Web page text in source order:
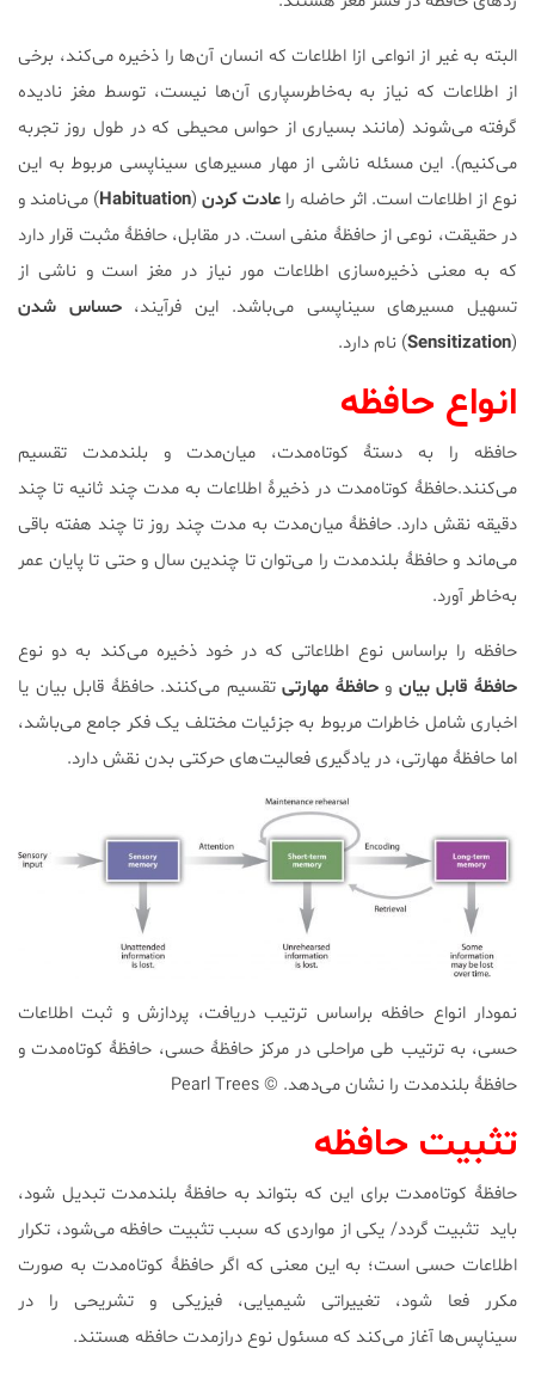
البته به غیر از انواعی ازا اطلاعات که انسان آن‌ها را ذخیره می‌کند، برخی
از اطلاعات که نیاز به به‌خاطر‌سپاری آن‌ها نیست، توسط مغز نادیده
گرفته می‌شوند (مانند بسیاری از حواس محیطی که در طول روز تجربه
می‌کنیم). این مسئله ناشی از مهار مسیرهای سیناپسی مربوط به این
نوع از اطلاعات است. اثر حاضله را عادتکردن (
Habituation) می‌نامند و
در حقیقت، نوعی از حافظۀ منفی است. در مقابل، حافظۀ مثبت قرار دارد
که به معنی ذخیره‌سازی اطلاعات مور نیاز در مغز است و ناشی از
تسهیل مسیرهای سیناپسی می‌باشد. این فرآیند،حساس شدن
(
Sensitization) نام دارد.
انواع حافظه
حافظه را به دستۀ کوتاه‌مدت، میان‌مدت و بلندمدت تقسیم
می‌کنند.حافظۀ کوتاه‌مدت در ذخیرۀ اطلاعات به مدت چند ثانیه تا چند
دقیقه نقش دارد. حافظۀ میان‌مدت به مدت چند روز تا چند هفته باقی
می‌ماند و حافظۀ بلندمدت را می‌توان تا چندین سال و حتی تا پایان عمر
به‌خاطر آورد.
حافظه را براساس نوع اطلاعاتی که در خود ذخیره می‌کند به دو نوع
حافظۀ قابل بیان وحافظۀ مهارتیتقسیم می‌کنند. حافظۀ قابل بیان یا
اخباری شامل خاطرات مربوط به جزئیات مختلف یک فکر جامع می‌باشد،
اما حافظۀ مهارتی، در یادگیری فعالیت‌های حرکتی بدن نقش دارد.
نمودار انواع حافظه براساس ترتیب دریافت، پردازش و ثبت اطلاعات
حسی، به ترتیب طی مراحلی در مرکز حافظۀ حسی، حافظۀ کوتاه‌مدت و
حافظۀ بلندمدت را نشان می‌دهد. Pearl Trees ‎©‎
تثبیت حافظه
حافظۀ کوتاه‌مدت برای این که بتواند به حافظۀ بلندمدت تبدیل شود،
باید تثبیت گردد/ یکی از مواردی که سبب تثبیت حافظه می‌شود، تکرار
اطلاعات حسی است؛ به این معنی که اگر حافظۀ کوتاه‌مدت به صورت
مکرر فعا شود، تغییراتی شیمیایی، فیزیکی و تشریحی را در
سیناپس‌ها آغاز می‌کند که مسئول نوع درازمدت حافظه هستند.